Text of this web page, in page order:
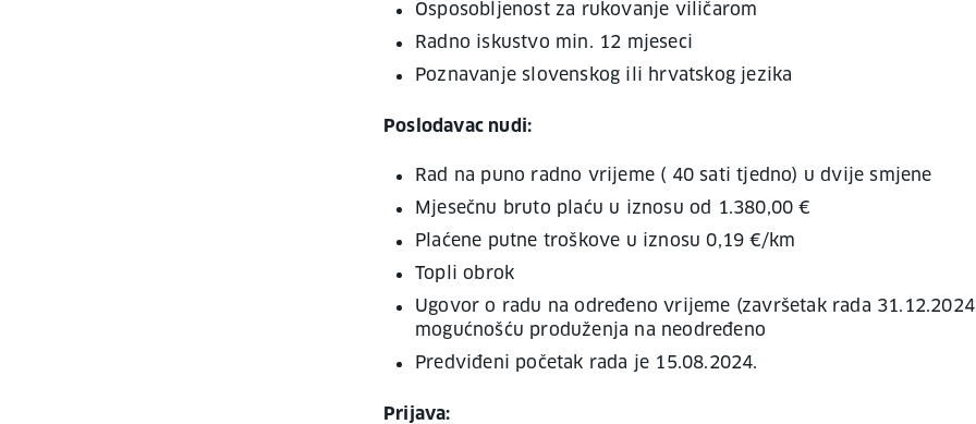
Osposobljenost za rukovanje viličarom
Radno iskustvo min. 12 mjeseci
Poznavanje slovenskog ili hrvatskog jezika
Poslodavac nudi:
Rad na puno radno vrijeme ( 40 sati tjedno) u dvije smjene
Mjesečnu bruto plaću u iznosu od 1.380,00 €
Plaćene putne troškove u iznosu 0,19 €/km
Topli obrok
Ugovor o radu na određeno vrijeme (završetak rada
mogućnošću produženja na neodređeno
Predviđeni početak rada je 15.08.2024.
Prijava: